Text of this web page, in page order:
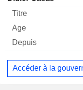
Accéder à la